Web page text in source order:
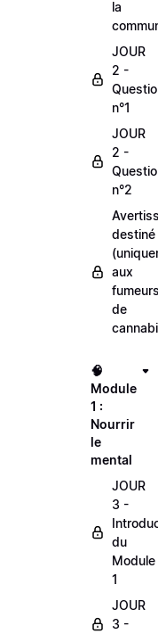
la
JOUR
2 -
n°1
JOUR
2 -
n°2
destiné
aux
de
🧠
Module
1 :
Nourrir
le
mental
JOUR
3 -
du
Module
1
JOUR
3 -